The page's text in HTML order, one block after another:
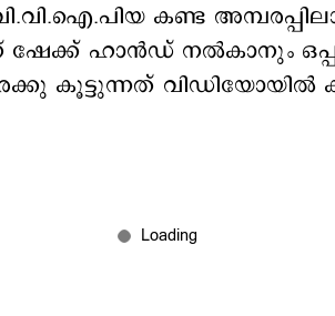
കണ്ട
ഹാന്‍ഡ് നല്‍കാനും
കൂട്ടുന്നത് വിഡിയോയിൽ